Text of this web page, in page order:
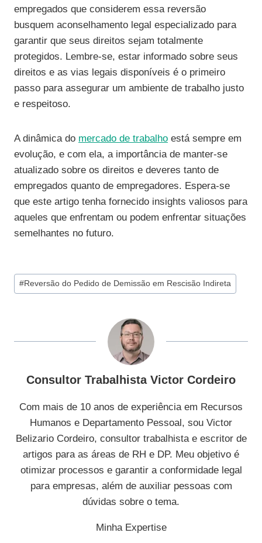
empregados que considerem essa reversão
busquem aconselhamento legal especializado para
garantir que seus direitos sejam totalmente
protegidos. Lembre-se, estar informado sobre seus
direitos e as vias legais disponíveis é o primeiro
passo para assegurar um ambiente de trabalho justo
e respeitoso.
A dinâmica do mercado de trabalho está sempre em
evolução, e com ela, a importância de manter-se
atualizado sobre os direitos e deveres tanto de
empregados quanto de empregadores. Espera-se
que este artigo tenha fornecido insights valiosos para
aqueles que enfrentam ou podem enfrentar situações
semelhantes no futuro.
Tags
do
#Reversão do Pedido de Demissão em Rescisão Indireta
Consultor Trabalhista Victor Cordeiro
Com mais de 10 anos de experiência em Recursos
Humanos e Departamento Pessoal, sou Victor
Belizario Cordeiro, consultor trabalhista e escritor de
artigos para as áreas de RH e DP. Meu objetivo é
otimizar processos e garantir a conformidade legal
para empresas, além de auxiliar pessoas com
dúvidas sobre o tema.
Minha Expertise